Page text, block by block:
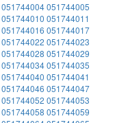
051744004051744005
051744010 051744011
051744016 051744017
051744022 051744023
051744028 051744029
051744034051744035
051744040 051744041
051744046 051744047
051744052 051744053
051744058 051744059